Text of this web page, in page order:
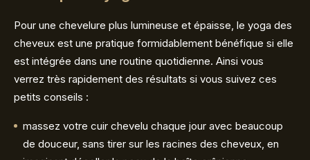
Pour une chevelure plus lumineuse et épaisse, le yoga des
cheveux est une pratique formidablement bénéfique si elle
est intégrée dans une routine quotidienne. Ainsi vous
verrez très rapidement des résultats si vous suivez ces
petits conseils :
massez votre cuir chevelu chaque jour avec beaucoup
de douceur, sans tirer sur les racines des cheveux, en